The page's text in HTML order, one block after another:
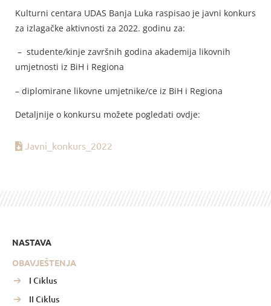
Kulturni centara UDAS Banja Luka raspisao je javni konkurs
za izlagačke aktivnosti za 2022. godinu za:
– studente/kinje završnih godina akademija likovnih
umjetnosti iz BiH i Regiona
– diplomirane likovne umjetnike/ce iz BiH i Regiona
Detaljnije o konkursu možete pogledati ovdje:
Javni_konkurs_2022
NASTAVA
OBAVJEŠTENJA
I Ciklus
II Ciklus